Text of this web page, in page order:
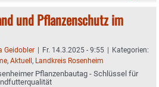
und Pflanzenschutz im
Geidobler | Fr. 14.3.2025 - 9:55 | Kategorien:
, Aktuell, Landkreis Rosenheim
Pflanzenbautag - Schlüssel für